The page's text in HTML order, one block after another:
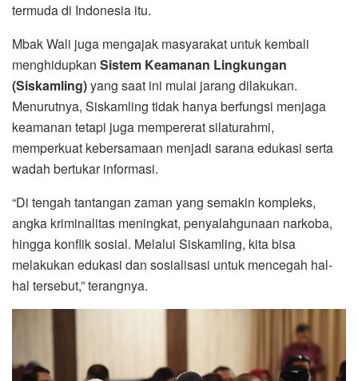
termuda di Indonesia itu.
Mbak Wali juga mengajak masyarakat untuk kembali
menghidupkan Sistem Keamanan Lingkungan
(Siskamling)yang saat ini mulai jarang dilakukan.
Menurutnya, Siskamling tidak hanya berfungsi menjaga
keamanan tetapi juga mempererat silaturahmi,
memperkuat kebersamaan menjadi sarana edukasi serta
wadah bertukar informasi.
“Di tengah tantangan zaman yang semakin kompleks,
angka kriminalitas meningkat, penyalahgunaan narkoba,
hingga konflik sosial. Melalui Siskamling, kita bisa
melakukan edukasi dan sosialisasi untuk mencegah hal-
hal tersebut,” terangnya.